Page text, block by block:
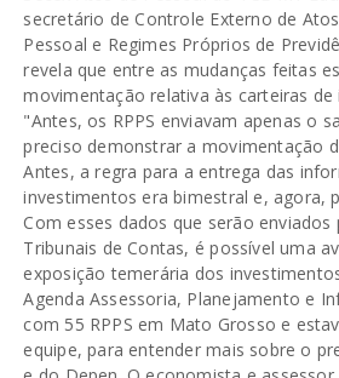
secretário de Controle Externo de
Pessoal e Regimes Próprios de
revela que entre as mudanças feitas
movimentação relativa às carteiras de
"Antes, os RPPS enviavam apenas o
preciso demonstrar a movimentação
Antes, a regra para a entrega das
investimentos era bimestral e, agora,
Com esses dados que serão
Tribunais de Contas, é possível uma
exposição temerária dos
Agenda Assessoria, Planejamento e
com 55 RPPS em Mato Grosso e
equipe, para entender mais sobre o